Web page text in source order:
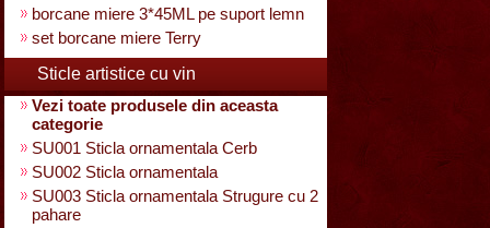
borcane miere 3*45ML pe suport lemn
set borcane miere Terry
Sticle artistice cu vin
Vezi toate produsele din aceasta
categorie
SU001 Sticla ornamentala Cerb
SU002 Sticla ornamentala
SU003 Sticla ornamentala Strugure cu 2
pahare